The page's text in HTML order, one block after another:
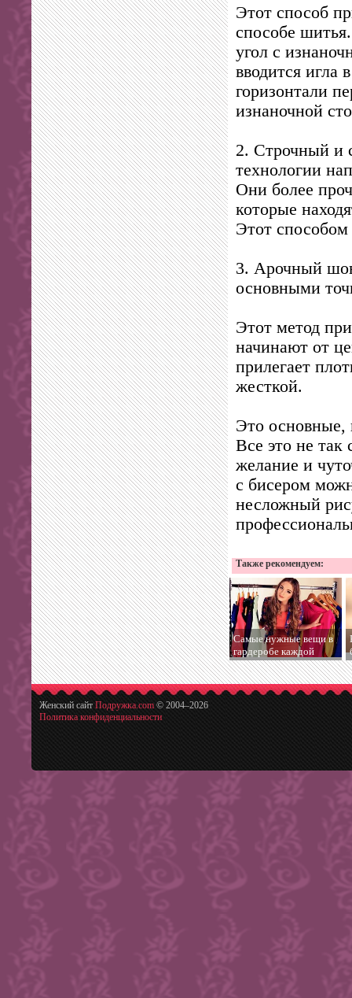
Этот способ
способе
угол с
вводится игла
горизонтали
изнаночной
2. Строчный и
технологии
Они более
которые
Этот
3. Арочный
основными
Этот метод
начинают от
прилегает
жесткой.
Это основные,
Все это не так
желание и
с бисером
несложный
Также рекомендуем:
Самые нужные вещи в
гардеробе каждой
женщины
Женский сайт Подружка.com © 2004–2026
Политика конфиденциальности